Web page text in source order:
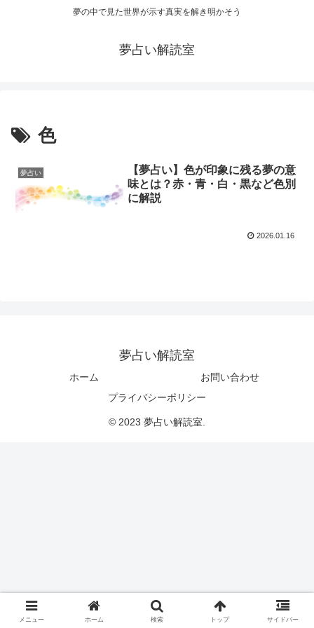
夢の中で見た世界が示す真実を解き明かそう
夢占い解読室
色
夢占い
【夢占い】色が印象に残る夢の意
味とは？赤・青・白・黒など色別
に解説
2026.01.16
夢占い解読室
ホーム
お問い合わせ
プライバシーポリシー
© 2023 夢占い解読室.
メニュー ホーム 検索 トップ サイドバー